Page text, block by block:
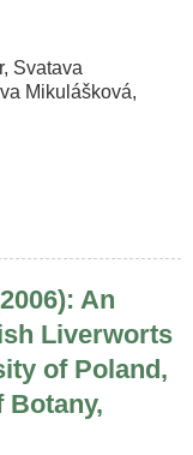
Svatava
Mikulášková,
An
Liverworts
of Poland,
Botany,